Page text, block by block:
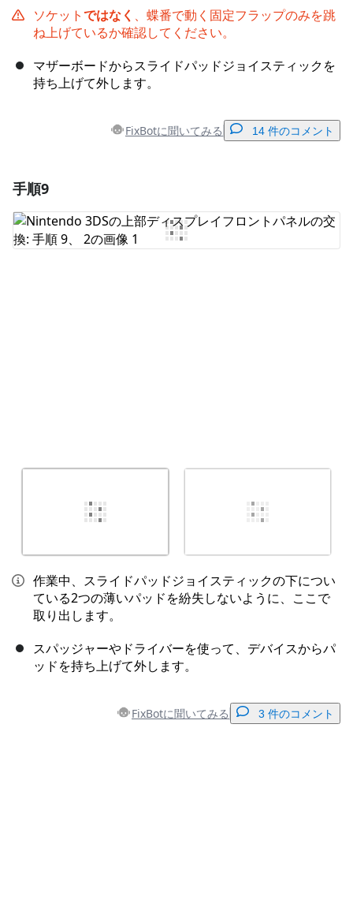
ソケットではなく 、蝶番で動く固定フラップのみを跳
ね上げているか確認してください。
マザーボードからスライドパッドジョイスティックを
持ち上げて外します。
FixBotに聞いてみる 14 件のコメント
コメントを追加
手順9
作業中、スライドパッドジョイスティックの下につい
ている2つの薄いパッドを紛失しないように、ここで
取り出します。
スパッジャーやドライバーを使って、デバイスからパ
ッドを持ち上げて外します。
FixBotに聞いてみる 3 件のコメント